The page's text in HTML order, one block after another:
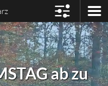
ab zu